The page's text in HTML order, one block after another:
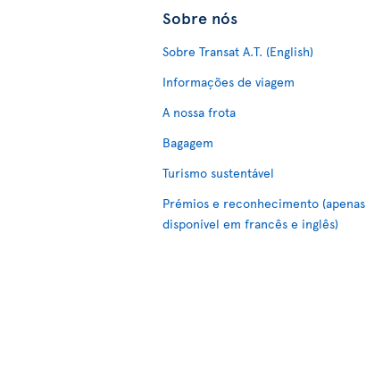
Sobre nós
Sobre Transat A.T. (English)
Informações de viagem
A nossa frota
Bagagem
Turismo sustentável
Prémios e reconhecimento (apenas
disponível em francês e inglês)